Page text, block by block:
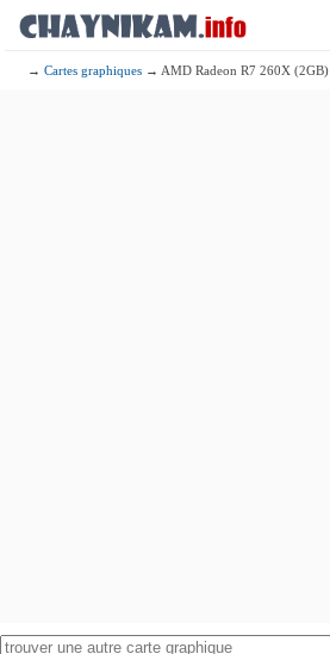
→Cartes graphiques → AMD Radeon R7 260X (2GB)